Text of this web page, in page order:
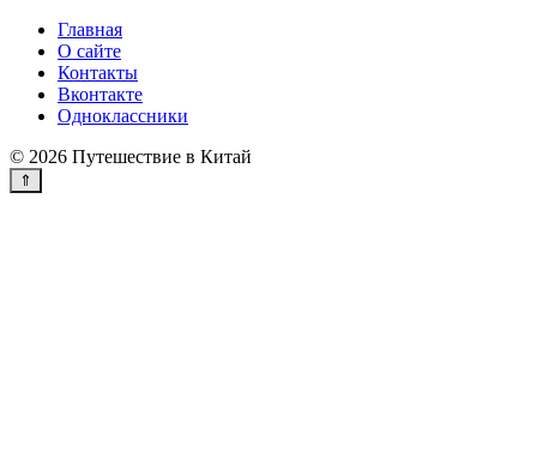
Главная
О сайте
Контакты
Вконтакте
Одноклассники
© 2026 Путешествие в Китай